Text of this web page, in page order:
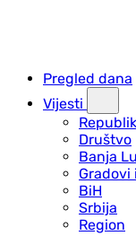
Pregled dana
Vijesti
Društvo
Banja
Gradovi
BiH
Srbija
Region